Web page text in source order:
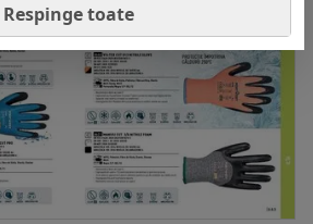
Respinge toate